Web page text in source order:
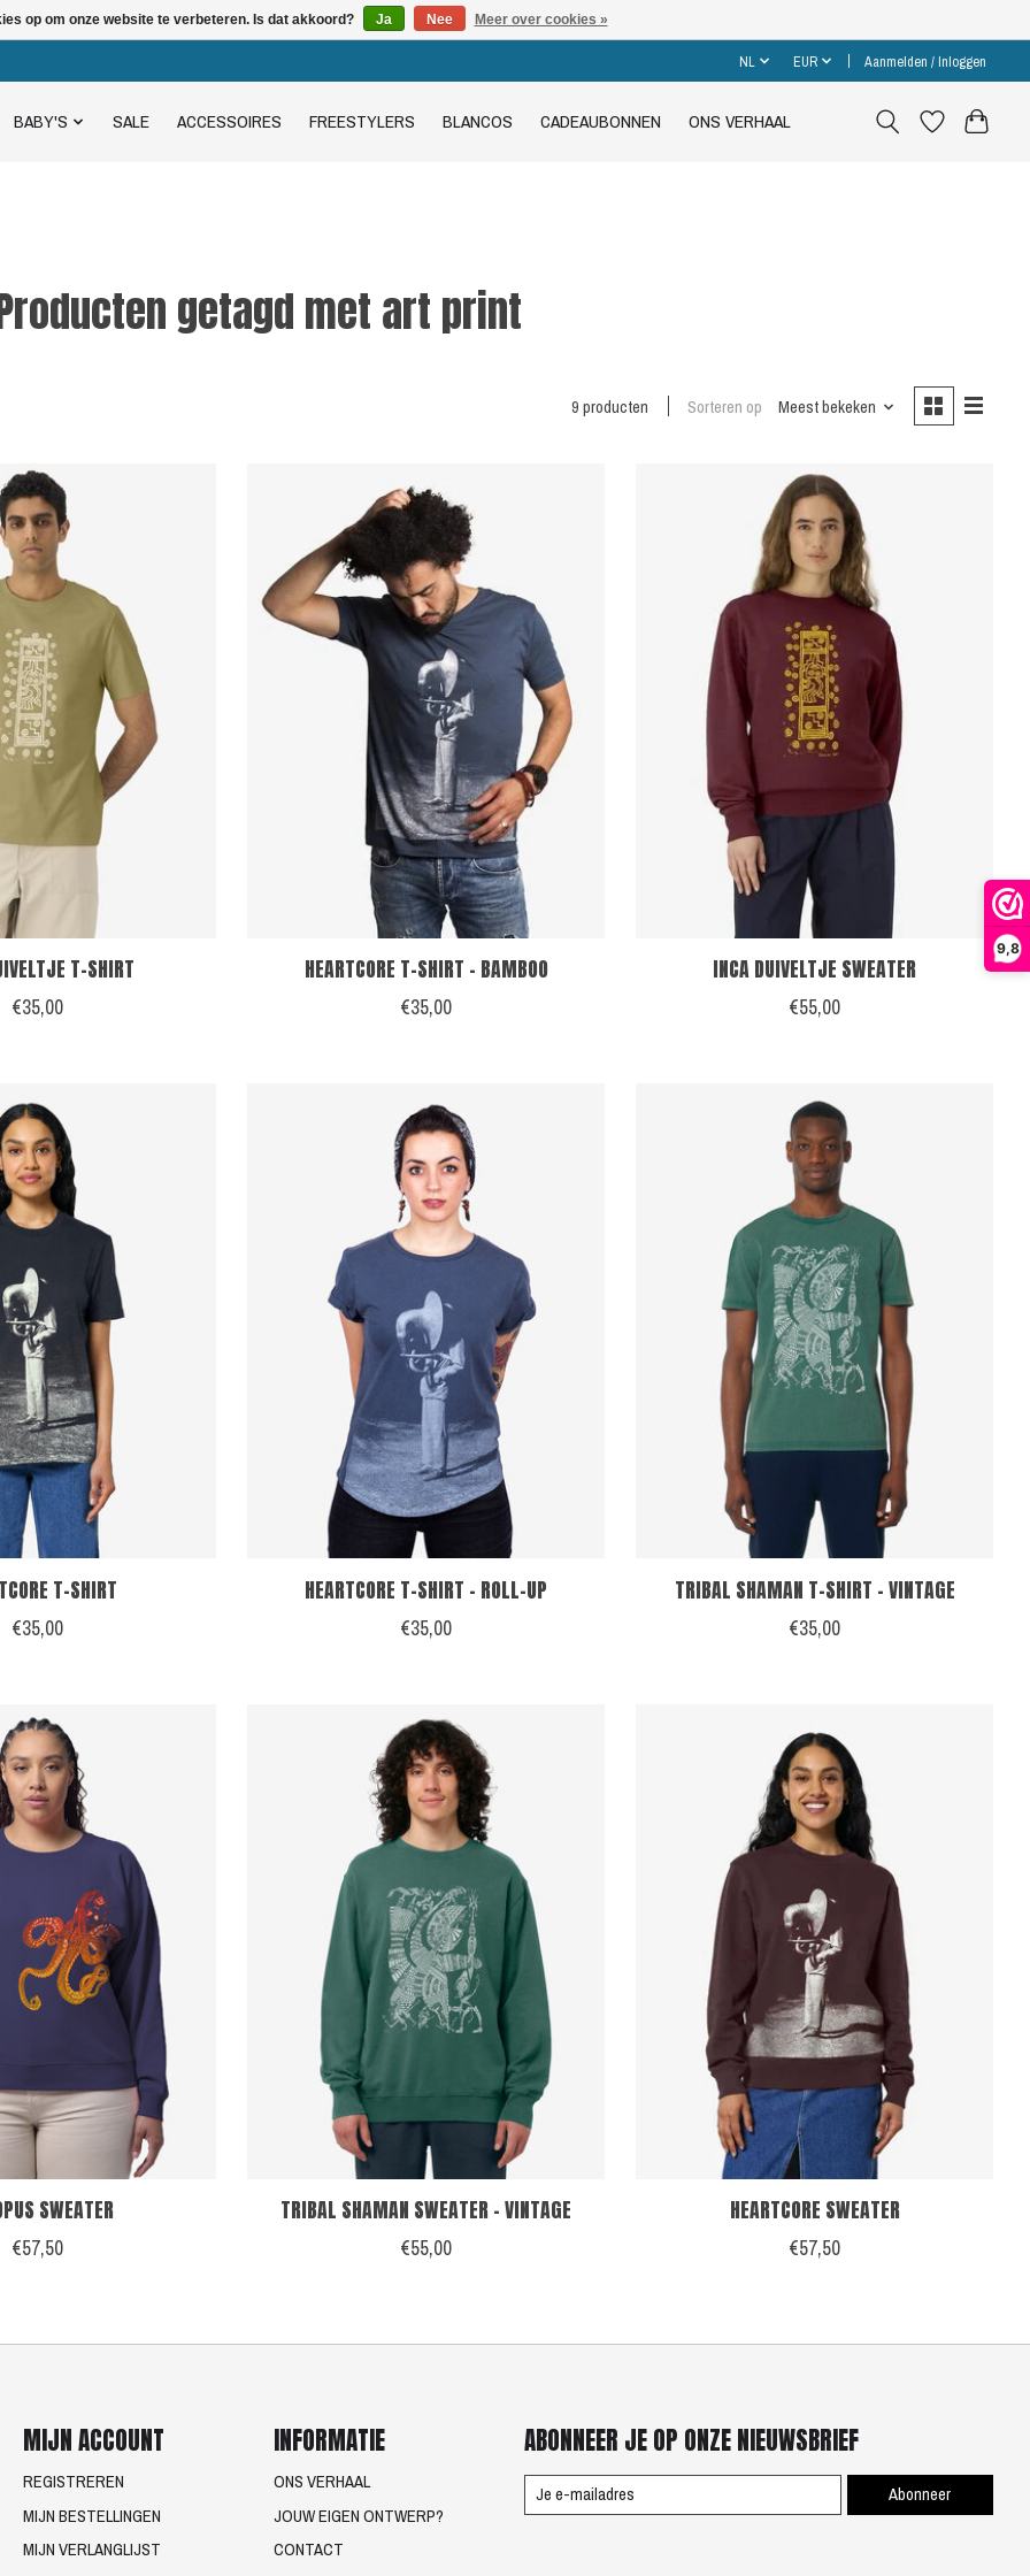
9,8
NL EUR Aanmelden / Inloggen
BABY'S SALE ACCESSOIRES FREESTYLERS BLANCOS CADEAUBONNEN ONS VERHAAL
getagd met art print
9 producten Sorteren op Meest bekeken
T-SHIRT
€35,00
HEARTCORE T-SHIRT - BAMBOO
€35,00
INCA DUIVELTJE SWEATER
€55,00
T-SHIRT
€35,00
HEARTCORE T-SHIRT - ROLL-UP
€35,00
TRIBAL SHAMAN T-SHIRT - VINTAGE
€35,00
SWEATER
€57,50
TRIBAL SHAMAN SWEATER - VINTAGE
€55,00
HEARTCORE SWEATER
€57,50
MIJN ACCOUNT
REGISTREREN
MIJN BESTELLINGEN
MIJN VERLANGLIJST
INFORMATIE
ONS VERHAAL
JOUW EIGEN ONTWERP?
CONTACT
ABONNEER JE OP ONZE NIEUWSBRIEF
Abonneer
op om onze website te verbeteren. Is dat akkoord? Ja Nee Meer over cookies »